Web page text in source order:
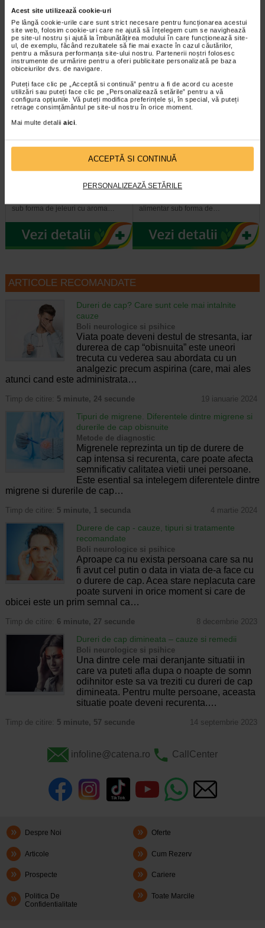
Acest site utilizează cookie-uri
Pe lângă cookie-urile care sunt strict necesare pentru funcționarea acestui
site web, folosim cookie-uri care ne ajută să înțelegem cum se navighează
pe site-ul nostru și ajută la îmbunătățirea modului în care funcționează site-
ul, de exemplu, făcând rezultatele să fie mai exacte în cazul căutărilor,
pentru a măsura performanța site-ului nostru. Partenerii noștri folosesc
instrumente de urmărire pentru a oferi publicitate personalizată pe baza
obiceiurilor dvs. de navigare.
Puteți face clic pe „Acceptă si continuă” pentru a fi de acord cu aceste
utilizări sau puteți face clic pe „Personalizează setările” pentru a vă
configura opțiunile. Vă puteți modifica preferințele și, în special, vă puteți
retrage consimțământul pe site-ul nostru în orice moment.
Mai multe detalii aici.
ACCEPTĂ SI CONTINUĂ
PERSONALIZEAZĂ SETĂRILE
aminoacizi, minerale si 11…
Plătești 2, primești 3
Maxitonic pentru femei, 60
Benesio MaxiTonic jeleuri pentru
sub forma de jeleuri cu aroma…
Plătești 2, primești 3
COLAGEN + Vit C, Zinc si
Naturalis Colagen + Vitamina C,
alimentar sub forma de…
ARTICOLE RECOMANDATE
Dureri de cap? Care sunt cele mai intalnite
cauze
Boli neurologice si psihice
Viata poate deveni destul de stresanta, iar
durerea de cap “obisnuita” este uneori
trecuta cu vederea sau abordata cu un
analgezic precum aspirina (care, mai ales
atunci cand este administrata…
Timp de citire: 5 minute, 24 secunde 19 ianuarie 2024
Tipuri de migrene. Diferentele dintre migrene si
durerile de cap obisnuite
Metode de diagnostic
Migrenele reprezinta un tip de durere de
cap intensa si recurenta, care poate afecta
semnificativ calitatea vietii unei persoane.
Este esential sa intelegem diferentele dintre
migrene si durerile de cap…
Timp de citire: 5 minute, 1 secunda 4 martie 2024
Durere de cap - cauze, tipuri si tratamente
recomandate
Boli neurologice si psihice
Aproape ca nu exista persoana care sa nu
fi avut cel putin o data in viata de-a face cu
o durere de cap. Acea stare neplacuta care
poate surveni in orice moment si care de
obicei este un prim semnal ca…
Timp de citire: 6 minute, 27 secunde 8 decembrie 2023
Dureri de cap dimineata – cauze si remedii
Boli neurologice si psihice
Una dintre cele mai deranjante situatii in
care va puteti afla dupa o noapte de somn
odihnitor este sa va treziti cu dureri de cap
dimineata. Pentru multe persoane, aceasta
situatie poate deveni recurenta.…
Timp de citire: 5 minute, 57 secunde 14 septembrie 2023
infoline@catena.ro CallCenter
Despre Noi Oferte
Articole Cum Rezerv
Prospecte Cariere
Politica De
Confidentialitate
Toate Marcile